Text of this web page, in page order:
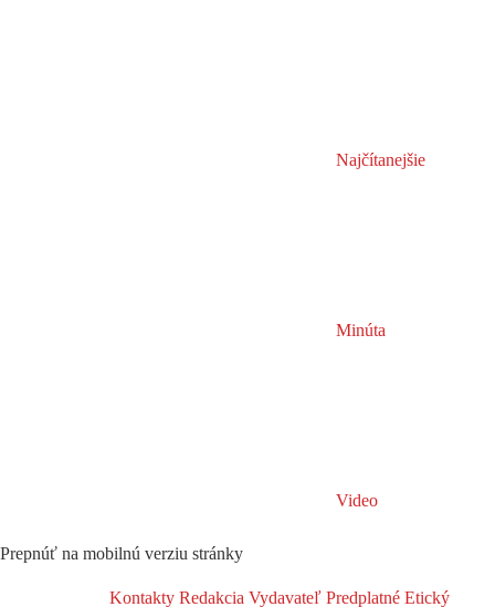
Najčítanejšie
Minúta
Video
Prepnúť na mobilnú verziu stránky
Kontakty Redakcia Vydavateľ Predplatné Etický